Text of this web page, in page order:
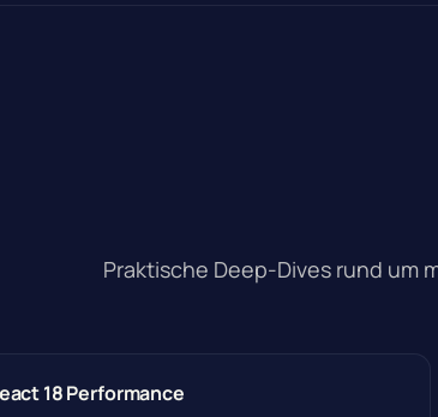
Praktische Deep-Dives rund um
18 Performance